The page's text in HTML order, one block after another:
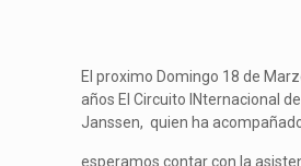
El proximo Domingo 18 de
años El Circuito INternacional
Janssen, quien ha
esperamos contar con la